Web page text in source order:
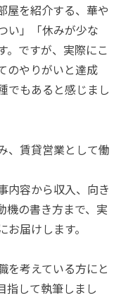
屋を紹介する、華や
い」「休みが少な
。ですが、実際にこ
のやりがいと達成
でもあると感じまし
、賃貸営業として働
内容から収入、向き
機の書き方まで、実
届けします。
を考えている方にと
指して執筆しまし